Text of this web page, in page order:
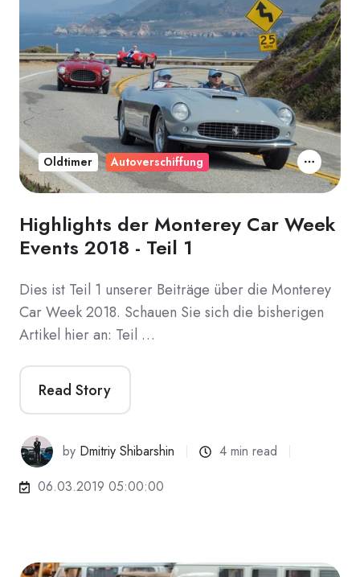
Highlights der Monterey Car Week
Events 2018 - Teil 1
Dies ist Teil 1 unserer Beiträge über die Monterey
Car Week 2018. Schauen Sie sich die bisherigen
Artikel hier an: Teil …
Read Story
by Dmitriy Shibarshin
4 min read
06.03.2019 05:00:00
Oldtimer Autoverschiffung